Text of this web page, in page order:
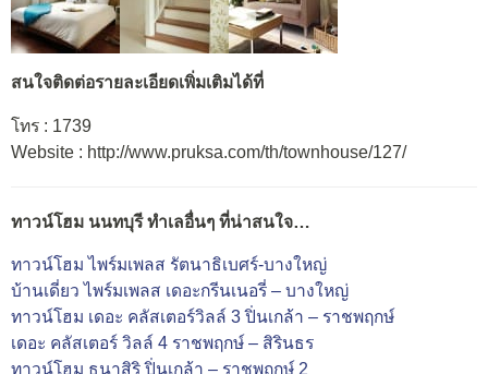
สนใจติดต่อรายละเอียดเพิ่มเติมได้ที่
โทร : 1739
Website : http://www.pruksa.com/th/townhouse/127/
ทาวน์โฮม นนทบุรี ทำเลอื่นๆ ที่น่าสนใจ…
ทาวน์โฮม ไพร์มเพลส รัตนาธิเบศร์-บางใหญ่
บ้านเดี่ยว ไพร์มเพลส เดอะกรีนเนอรี่ – บางใหญ่
ทาวน์โฮม เดอะ คลัสเตอร์วิลล์ 3 ปิ่นเกล้า – ราชพฤกษ์
เดอะ คลัสเตอร์ วิลล์ 4 ราชพฤกษ์ – สิรินธร
ทาวน์โฮม ธนาสิริ ปิ่นเกล้า – ราชพฤกษ์ 2